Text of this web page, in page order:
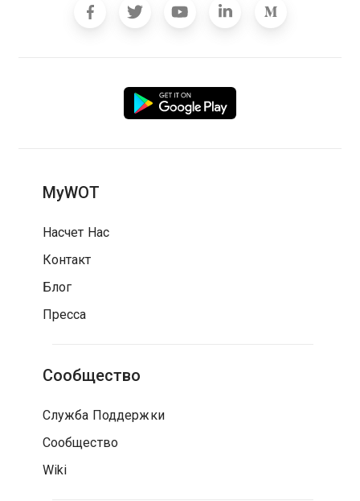
MyWOT
Насчет Нас
Контакт
Блог
Пресса
Сообщество
Служба Поддержки
Сообщество
Wiki